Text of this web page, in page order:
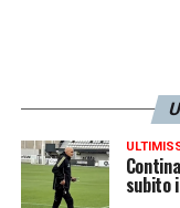
LA PLAYLIST
subito